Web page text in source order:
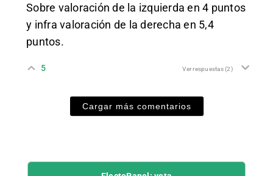
Sobre valoración de la izquierda en 4 puntos
y infra valoración de la derecha en 5,4
puntos.
5 Ver respuestas(2)
Cargar más comentarios